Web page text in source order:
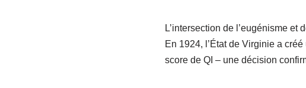
L’intersection de l’eugénisme
En 1924, l’État de Virginie a
score de QI – une décision